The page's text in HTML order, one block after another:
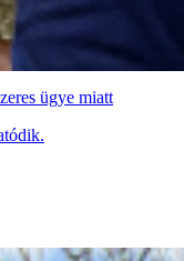
ügye miatt